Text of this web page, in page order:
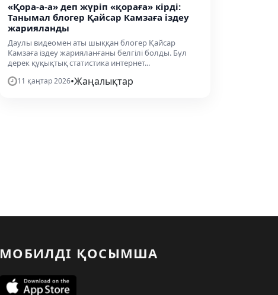
«Қора-а-а» деп жүріп «қораға» кірді:
Танымал блогер Қайсар Камзаға іздеу
жарияланды
Даулы видеомен аты шыққан блогер Қайсар
Камзаға іздеу жарияланғаны белгілі болды. Бұл
дерек құқықтық статистика интернет...
11 қаңтар 2026•Жаңалықтар
МОБИЛДІ ҚОСЫМША